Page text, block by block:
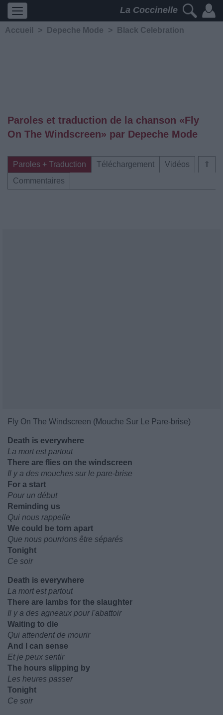
La Coccinelle
Accueil > Depeche Mode > Black Celebration
Paroles et traduction de la chanson «Fly
On The Windscreen» par Depeche Mode
⇑
Paroles + Traduction Téléchargement
Vidéos
Commentaires
Fly On The Windscreen (Mouche Sur Le Pare-brise)
Death is everywhere
La mort est partout
There are flies on the windscreen
Il y a des mouches sur le pare-brise
For a start
Pour un début
Reminding us
Qui nous rappelle
We could be torn apart
Que nous pourrions être séparés
Tonight
Ce soir
Death is everywhere
La mort est partout
There are lambs for the slaughter
Il y a des agneaux pour l'abattoir
Waiting to die
Qui attendent de mourir
And I can sense
Et je peux sentir
The hours slipping by
Les heures passer
Tonight
Ce soir